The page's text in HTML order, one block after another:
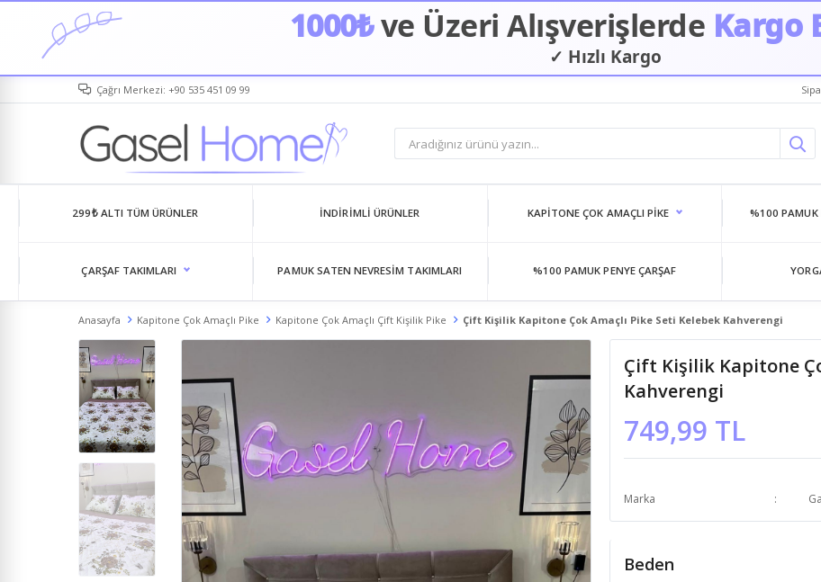
1000₺ve Üzeri Alışverişlerde Kargo
✓ Hızlı Kargo
Çağrı Merkezi: +90 535 451 09 99
299₺ ALTI TÜM ÜRÜNLER İNDIRIMLI ÜRÜNLER KAPITONE ÇOK AMAÇLI PIKE %100 PAMUK
ÇARŞAF TAKIMLARI PAMUK SATEN NEVRESIM TAKIMLARI %100 PAMUK PENYE ÇARŞAF
Anasayfa Kapitone Çok Amaçlı Pike Kapitone Çok Amaçlı Çift Kişilik Pike Çift Kişilik Kapitone Çok Amaçlı Pike Seti Kelebek Kahverengi
Çift Kişilik Kapitone
Kahverengi
749,99 TL
Marka
Beden